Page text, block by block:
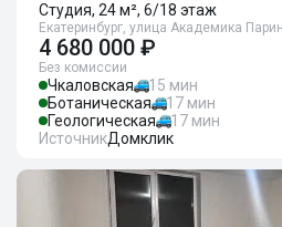
Студия, 24 м², 6/18 этаж
Екатеринбург, улица Академика
4 680 000 ₽
Без комиссии
Чкаловская
15 мин
Ботаническая
17 мин
Геологическая
17 мин
ИсточникДомклик